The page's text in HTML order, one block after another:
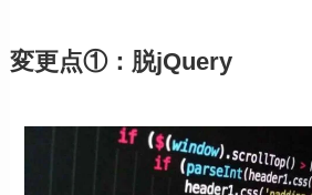
変更点①：脱jQuery